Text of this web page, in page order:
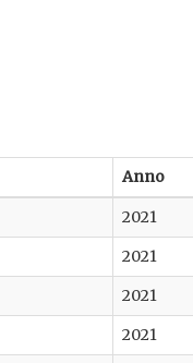
Anno
2021
2021
2021
2021